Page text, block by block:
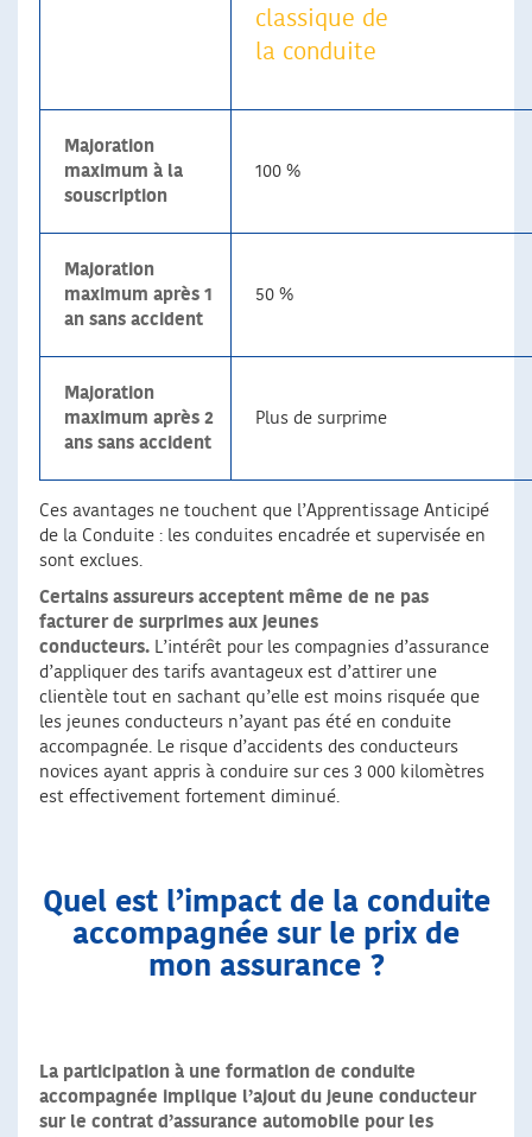
classique de
la conduite
Majoration
maximum à la
souscription
100 %
Majoration
maximum après 1
an sans accident
50 %
Majoration
maximum après 2
ans sans accident
Plus de surprime
Ces avantages ne touchent que l’Apprentissage Anticipé
de la Conduite : les conduites encadrée et supervisée en
sont exclues.
Certains assureurs acceptent même de ne pas
facturer de surprimes aux jeunes
conducteurs. L’intérêt pour les compagnies d’assurance
d’appliquer des tarifs avantageux est d’attirer une
clientèle tout en sachant qu’elle est moins risquée que
les jeunes conducteurs n’ayant pas été en conduite
accompagnée. Le risque d’accidents des conducteurs
novices ayant appris à conduire sur ces 3 000 kilomètres
est effectivement fortement diminué.
Quel est l’impact de la conduite
accompagnée sur le prix de
mon assurance ?
La participation à une formation de conduite
accompagnée implique l’ajout du jeune conducteur
sur le contrat d’assurance automobile pour les